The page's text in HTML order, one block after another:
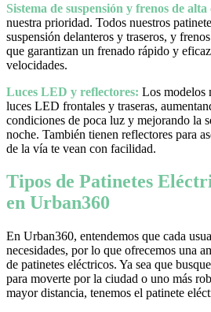
Sistema de suspensión y frenos de
nuestra prioridad. Todos nuestros
suspensión delanteros y traseros, y
que garantizan un frenado rápido y
velocidades.
Luces LED y reflectores: Los modelos
luces LED frontales y traseras,
condiciones de poca luz y mejorando la
noche. También tienen reflectores para
de la vía te vean con facilidad.
Tipos de Patinetes
en Urban360
En Urban360, entendemos que cada
necesidades, por lo que ofrecemos una
de patinetes eléctricos. Ya sea que
para moverte por la ciudad o uno más
mayor distancia, tenemos el patinete